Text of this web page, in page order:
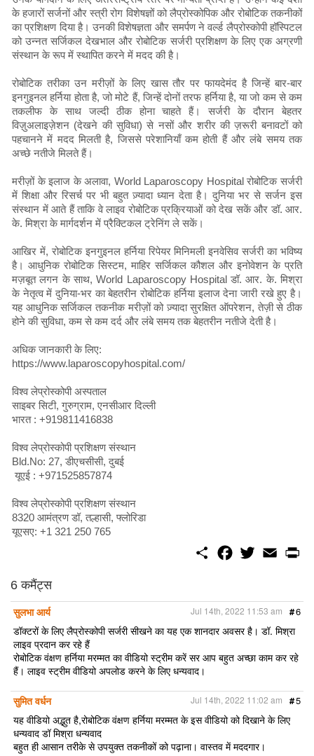
के हजारों सर्जनों और स्त्री रोग विशेषज्ञों को लैप्रोस्कोपिक और रोबोटिक तकनीकों
का प्रशिक्षण दिया है। उनकी विशेषज्ञता और समर्पण ने वर्ल्ड लैप्रोस्कोपी हॉस्पिटल
को उन्नत सर्जिकल देखभाल और रोबोटिक सर्जरी प्रशिक्षण के लिए एक अग्रणी
संस्थान के रूप में स्थापित करने में मदद की है।
रोबोटिक तरीका उन मरीज़ों के लिए खास तौर पर फायदेमंद है जिन्हें बार-बार
इनगुइनल हर्निया होता है, जो मोटे हैं, जिन्हें दोनों तरफ हर्निया है, या जो कम से कम
तकलीफ के साथ जल्दी ठीक होना चाहते हैं। सर्जरी के दौरान बेहतर
विज़ुअलाइज़ेशन (देखने की सुविधा) से नसों और शरीर की ज़रूरी बनावटों को
पहचानने में मदद मिलती है, जिससे परेशानियाँ कम होती हैं और लंबे समय तक
अच्छे नतीजे मिलते हैं।
मरीज़ों के इलाज के अलावा, World Laparoscopy Hospital रोबोटिक सर्जरी
में शिक्षा और रिसर्च पर भी बहुत ज़्यादा ध्यान देता है। दुनिया भर से सर्जन इस
संस्थान में आते हैं ताकि वे लाइव रोबोटिक प्रक्रियाओं को देख सकें और डॉ. आर.
के. मिश्रा के मार्गदर्शन में प्रैक्टिकल ट्रेनिंग ले सकें।
आखिर में, रोबोटिक इनगुइनल हर्निया रिपेयर मिनिमली इनवेसिव सर्जरी का भविष्य
है। आधुनिक रोबोटिक सिस्टम, माहिर सर्जिकल कौशल और इनोवेशन के प्रति
मज़बूत लगन के साथ, World Laparoscopy Hospital डॉ. आर. के. मिश्रा
के नेतृत्व में दुनिया-भर का बेहतरीन रोबोटिक हर्निया इलाज देना जारी रखे हुए है।
यह आधुनिक सर्जिकल तकनीक मरीज़ों को ज़्यादा सुरक्षित ऑपरेशन, तेज़ी से ठीक
होने की सुविधा, कम से कम दर्द और लंबे समय तक बेहतरीन नतीजे देती है।
अधिक जानकारी के लिए:
https://www.laparoscopyhospital.com/
विश्व लेप्रोस्कोपी अस्पताल
साइबर सिटी, गुरुग्राम, एनसीआर दिल्ली
भारत : +919811416838
विश्व लेप्रोस्कोपी प्रशिक्षण संस्थान
Bld.No: 27, डीएचसीसी, दुबई
यूएई : +971525857874
विश्व लेप्रोस्कोपी प्रशिक्षण संस्थान
8320 आमंत्रण डॉ, तल्हासी, फ्लोरिडा
यूएसए: +1 321 250 765
S
o
o
k
w
e
r
E
m
6 कमैंट्स
सुलभा आर्य
#6
Jul 14th, 2022 11:53 am
डॉक्टरों के लिए लैप्रोस्कोपी सर्जरी सीखने का यह एक शानदार अवसर है। डॉ. मिश्रा
लाइव प्रदान कर रहे हैं
रोबोटिक वंक्षण हर्निया मरम्मत का वीडियो स्ट्रीम करें सर आप बहुत अच्छा काम कर रहे
हैं। लाइव स्ट्रीम वीडियो अपलोड करने के लिए धन्यवाद।
सुमित वर्धन #5
Jul 14th, 2022 11:02 am
यह वीडियो अद्भुत है,रोबोटिक वंक्षण हर्निया मरम्मत के इस वीडियो को दिखाने के लिए
धन्यवाद डॉ मिश्रा धन्यवाद
बहुत ही आसान तरीके से उपयुक्त तकनीकों को पढ़ाना। वास्तव में मददगार।